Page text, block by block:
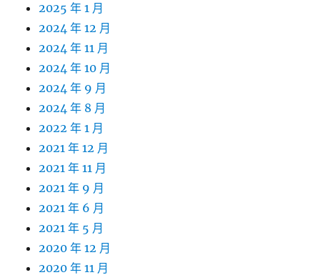
2025 年 1 月
2024 年 12 月
2024 年 11 月
2024 年 10 月
2024 年 9 月
2024 年 8 月
2022 年 1 月
2021 年 12 月
2021 年 11 月
2021 年 9 月
2021 年 6 月
2021 年 5 月
2020 年 12 月
2020 年 11 月